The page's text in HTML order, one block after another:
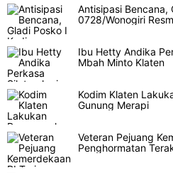
Antisipasi Bencana,
0728/Wonogiri
Ibu Hetty Andika
Mbah Minto Klaten
Kodim Klaten
Gunung Merapi
Veteran Pejuang
Penghormatan